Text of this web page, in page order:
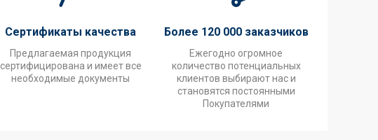
Сертификаты качества
Предлагаемая продукция
сертифицирована и имеет все
необходимые документы
Более 120 000 заказчиков
Ежегодно огромное
количество потенциальных
клиентов выбирают нас и
становятся постоянными
Покупателями